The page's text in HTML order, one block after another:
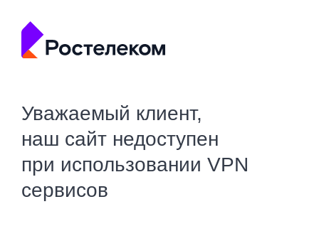
Уважаемый клиент,
наш сайт недоступен
при использовании VPN
сервисов